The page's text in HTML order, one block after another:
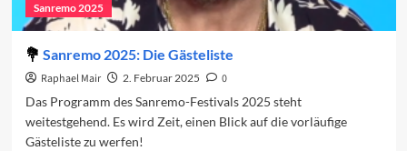
Sanremo 2025
Sanremo 2025: Die Gästeliste
Raphael Mair 2. Februar 2025
0
Das Programm des Sanremo-Festivals 2025 steht
weitestgehend. Es wird Zeit, einen Blick auf die vorläufige
Gästeliste zu werfen!